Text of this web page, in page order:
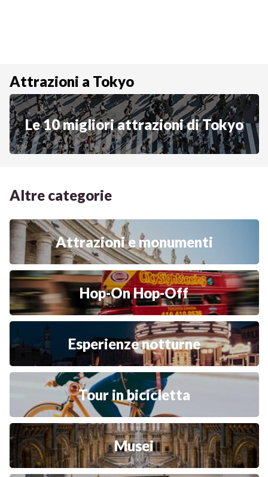
Attrazioni a Tokyo
Le 10 migliori attrazioni di Tokyo
Altre categorie
Attrazioni e monumenti
Hop-On Hop-Off
Esperienze notturne
Tour in bicicletta
Musei